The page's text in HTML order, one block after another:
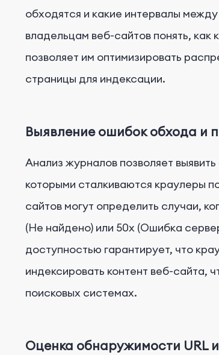
обходятся и какие интервалы
владельцам веб-сайтов понять,
позволяет им оптимизировать
страницы для индексации.
Выявление ошибок обхода и
Анализ журналов позволяет
которыми сталкиваются краулеры
сайтов могут определить случаи,
(Не найдено) или 50x (Ошибка
доступностью гарантирует, что
индексировать контент веб-сайта,
поисковых системах.
Оценка обнаружимости URL